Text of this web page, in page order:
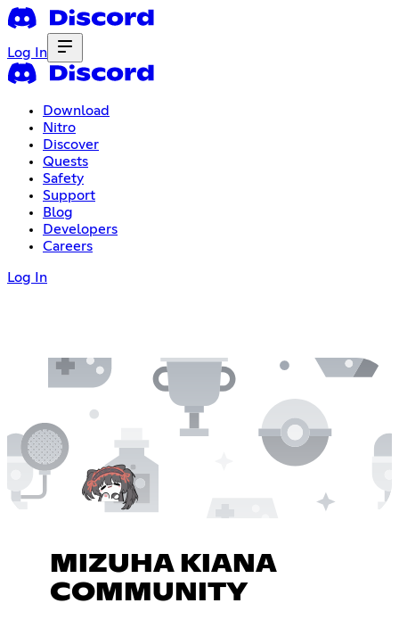
Log In
Download
Nitro
Discover
Quests
Safety
Support
Blog
Developers
Careers
Log In
MIZUHA KIANA
COMMUNITY